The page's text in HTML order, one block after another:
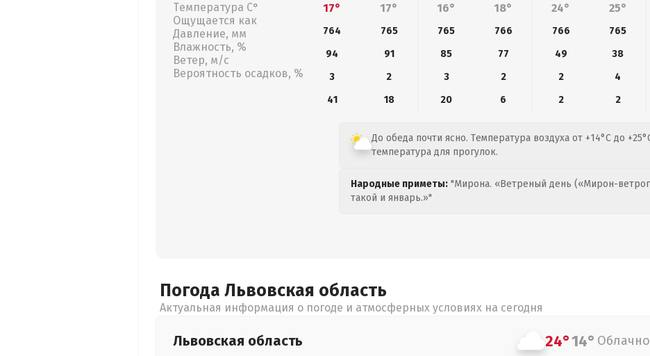
Температура С°
Ощущается как
Давление, мм
Влажность, %
Ветер, м/с
Вероятность осадков, %
17°
17° 16° 18° 24° 25°
764 765 765 766 766 765
94
91 85 77 49 38
3
2 3 2 2 4
41
18 20 6 2 2
До обеда почти ясно. Температура воздуха от +14°C до
температура для прогулок.
Народные приметы: "Мирона. «Ветреный день («Мирон-
такой и январь.»"
Погода Львовская область
Актуальная информация о погоде и атмосферных условиях на сегодня
Львовская область 24°14° Облачно